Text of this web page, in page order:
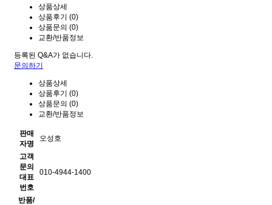
상품상세
상품후기 (0)
상품문의 (0)
교환/반품정보
등록된 Q&A가 없습니다.
문의하기
상품상세
상품후기 (0)
상품문의 (0)
교환/반품정보
판매
자명
오성호
고객
문의
대표
번호
010-4944-1400
반품/